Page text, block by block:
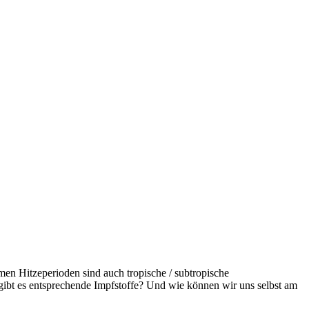
Hitzeperioden sind auch tropische / subtropische
es entsprechende Impfstoffe? Und wie können wir uns selbst am